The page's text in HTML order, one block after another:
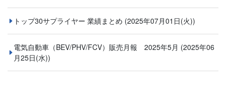
トップ30サプライヤー 業績まとめ (2025年07月01日(火))
電気自動車（BEV/PHV/FCV）販売月報 2025年5月 (2025年06
月25日(水))